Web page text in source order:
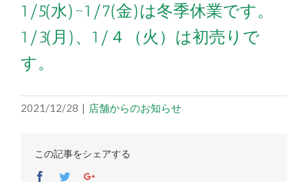
1/5(水)~1/7(金)は冬季休業です。
1/3(月)、1/４（火）は初売りで
す。
2021/12/28 | 店舗からのお知らせ
この記事をシェアする
Facebook
TwitterGoogle+